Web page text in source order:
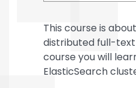
This course is
distributed full-text
course you will
ElasticSearch